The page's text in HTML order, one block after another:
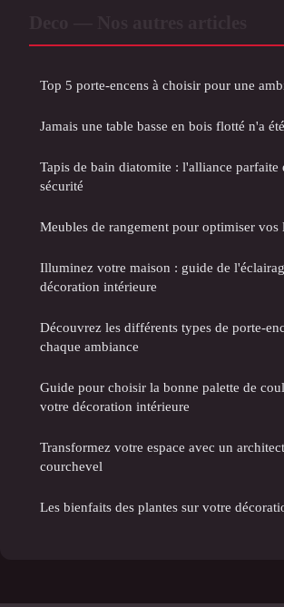
Top 5 porte-encens à choisir pour une
Jamais une table basse en bois flotté n'a
Tapis de bain diatomite : l'alliance parfaite
sécurité
Meubles de rangement pour optimiser vos
Illuminez votre maison : guide de
décoration intérieure
Découvrez les différents types de porte-
chaque ambiance
Guide pour choisir la bonne palette de
votre décoration intérieure
Transformez votre espace avec un
courchevel
Les bienfaits des plantes sur votre